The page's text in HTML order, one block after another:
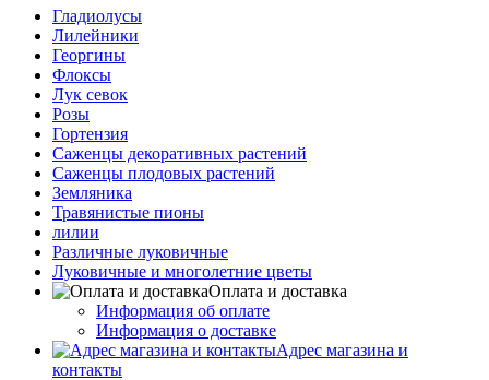
Гладиолусы
Лилейники
Георгины
Флоксы
Лук севок
Розы
Гортензия
Саженцы декоративных растений
Саженцы плодовых растений
Земляника
Травянистые пионы
лилии
Различные луковичные
Луковичные и многолетние цветы
Оплата и доставка
Информация об оплате
Информация о доставке
Адрес магазина и
контакты